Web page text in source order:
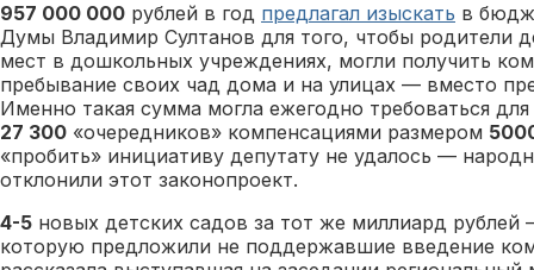
957 000 000 рублей в год предлагал изыскать в
Думы Владимир Султанов для того, чтобы родители
мест в дошкольных учреждениях, могли получить
пребывание своих чад дома и на улицах — вместо
Именно такая сумма могла ежегодно требоваться
27 300 «очередников» компенсациями размером
«пробить» инициативу депутату не удалось —
отклонили этот законопроект.
4-5 новых детских садов за тот же миллиард рублей
которую предложили не поддержавшие введение